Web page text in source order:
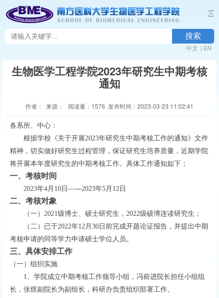
Ξ
搜索
中文 | EN
生物医学工程学院2023年研究生中期考核
通知
作者： 来源： 阅读量： 1576 发布时间：2023-03-23 11:02:41
各系所、中心：
根据学校《关于开展2023年研究生中期考核工作的通知》文件
精神，切实做好研究生过程管理，保证研究生培养质量，近期学院
将开展本年度研究生的中期考核工作。具体工作通知如下；
一、考核时间
2023年4月 10 日 ——2023年5月 12 日
二、 考核对象
（一） 2021级博士、硕士研究生， 2022级硕博连读研究生；
（二）已于2022年12月 30 日前完成开题论证报告，并提出中期
考核申请的同等学力申请硕士学位人员。
三、 具体安排工作
（一）组织实施
1、学院成立中期考核工作领导小组，冯前进院长担任小组组
长，张煜副院长为副组长，科研办负责组织部署工作。